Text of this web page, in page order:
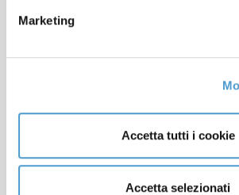
Marketing
Accetta tutti i cookie
Accetta selezionati
Contatti
Cookie Policy
Informativa Privacy